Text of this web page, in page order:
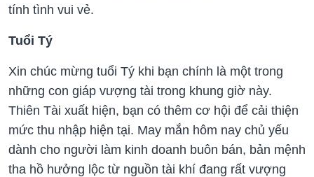
tính tình vui vẻ.
Tuổi Tý
Xin chúc mừng tuổi Tý khi bạn chính là một trong
những con giáp vượng tài trong khung giờ này.
Thiên Tài xuất hiện, bạn có thêm cơ hội để cải thiện
mức thu nhập hiện tại. May mắn hôm nay chủ yếu
dành cho người làm kinh doanh buôn bán, bản mệnh
tha hồ hưởng lộc từ nguồn tài khí đang rất vượng